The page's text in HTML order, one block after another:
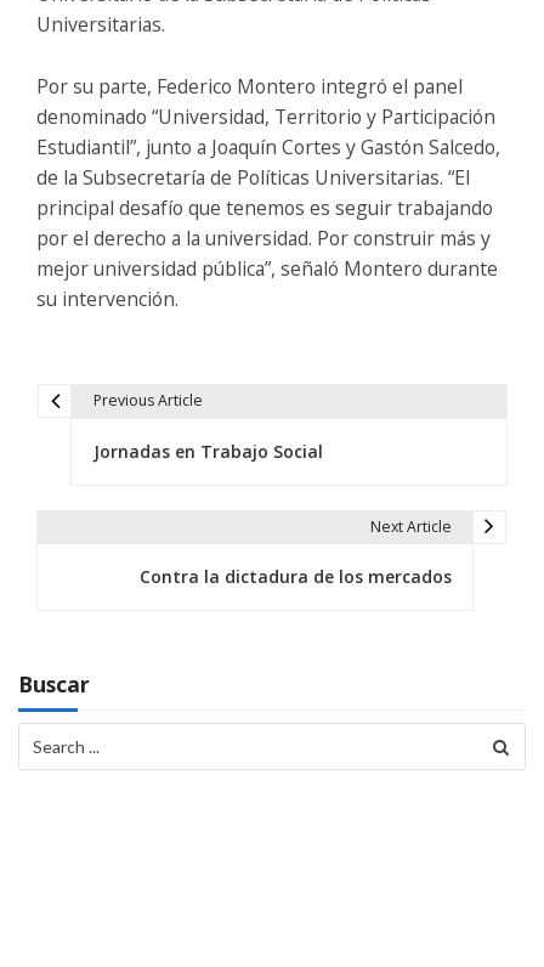
Universitarias.
Por su parte, Federico Montero integró el panel
denominado “Universidad, Territorio y Participación
Estudiantil”, junto a Joaquín Cortes y Gastón Salcedo,
de la Subsecretaría de Políticas Universitarias. “El
principal desafío que tenemos es seguir trabajando
por el derecho a la universidad. Por construir más y
mejor universidad pública”, señaló Montero durante
su intervención.
c
i
ó
Previous Article
Jornadas en Trabajo Social
Next Article
Contra la dictadura de los mercados
Buscar
for: